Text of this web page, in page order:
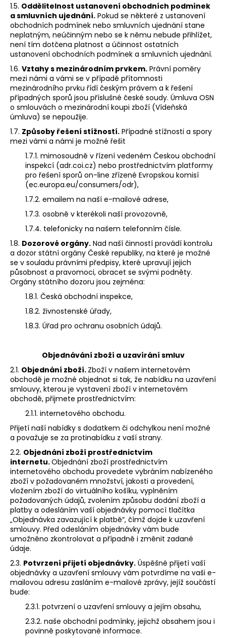
1.5. Oddělitelnost ustanovení obchodních podmínek
a smluvních ujednání. Pokud se některé z ustanovení
obchodních podmínek nebo smluvních ujednání stane
neplatným, neúčinným nebo se k němu nebude přihlížet,
není tím dotčena platnost a účinnost ostatních
ustanovení obchodních podmínek a smluvních ujednání.
1.6. Vztahy s mezinárodním prvkem. Právní poměry
mezi námi a vámi se v případě přítomnosti
mezinárodního prvku řídí českým právem a k řešení
případných sporů jsou příslušné české soudy. Úmluva OSN
o smlouvách o mezinárodní koupi zboží (Vídeňská
úmluva) se nepoužije.
1.7. Způsoby řešení stížností. Případné stížnosti a spory
mezi vámi a námi je možné řešit
1.7.1. mimosoudně v řízení vedeném Českou obchodní
inspekcí (adr.coi.cz) nebo prostřednictvím platformy
pro řešení sporů on-line zřízené Evropskou komisí
(ec.europa.eu/consumers/odr),
1.7.2. emailem na naší e-mailové adrese,
1.7.3. osobně v kterékoli naší provozovně,
1.7.4. telefonicky na našem telefonním čísle.
1.8. Dozorové orgány. Nad naší činností provádí kontrolu
a dozor státní orgány České republiky, na které je možné
se v souladu právními předpisy, které upravují jejich
působnost a pravomoci, obracet se svými podněty.
Orgány státního dozoru jsou zejména:
1.8.1. Česká obchodní inspekce,
1.8.2. živnostenské úřady,
1.8.3. Úřad pro ochranu osobních údajů.
Objednávání zboží a uzavírání smluv
2.1. Objednání zboží. Zboží v našem internetovém
obchodě je možné objednat si tak, že nabídku na uzavření
smlouvy, kterou je vystavení zboží v internetovém
obchodě, přijmete prostřednictvím:
2.1.1. internetového obchodu.
Přijetí naší nabídky s dodatkem či odchylkou není možné
a považuje se za protinabídku z vaší strany.
2.2. Objednání zboží prostřednictvím
internetu.Objednání zboží prostřednictvím
internetového obchodu provedete vybráním nabízeného
zboží v požadovaném množství, jakosti a provedení,
vložením zboží do virtuálního košíku, vyplněním
požadovaných údajů, zvolením způsobu dodání zboží a
platby a odesláním vaší objednávky pomocí tlačítka
„Objednávka zavazující k platbě“, čímž dojde k uzavření
smlouvy. Před odesláním objednávky vám bude
umožněno zkontrolovat a případně i změnit zadané
údaje.
2.3. Potvrzení přijetí objednávky. Úspěšné přijetí vaší
objednávky a uzavření smlouvy vám potvrdíme na vaši e-
mailovou adresu zasláním e-mailové zprávy, jejíž součástí
bude:
2.3.1. potvrzení o uzavření smlouvy a jejím obsahu,
2.3.2. naše obchodní podmínky, jejichž obsahem jsou i
povinně poskytované informace.